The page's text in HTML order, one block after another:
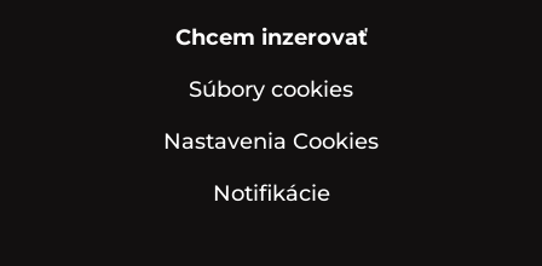
Chcem inzerovať
Súbory cookies
Nastavenia Cookies
Notifikácie